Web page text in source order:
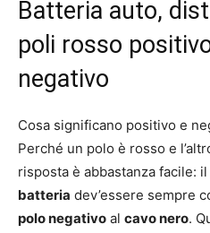
Batteria auto,
poli rosso
negativo
Cosa significano positivo e
Perché un polo è rosso e
risposta è abbastanza facile: il
batteria dev’essere sempre
polo negativo al cavo nero.